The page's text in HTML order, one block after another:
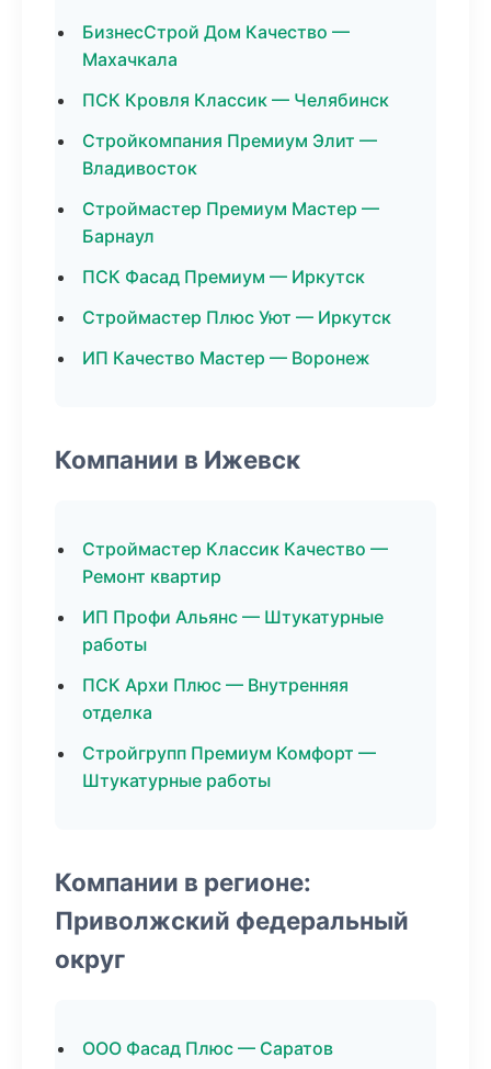
БизнесСтрой Дом Качество —
Махачкала
ПСК Кровля Классик — Челябинск
Стройкомпания Премиум Элит —
Владивосток
Строймастер Премиум Мастер —
Барнаул
ПСК Фасад Премиум — Иркутск
Строймастер Плюс Уют — Иркутск
ИП Качество Мастер — Воронеж
Компании в Ижевск
Строймастер Классик Качество —
Ремонт квартир
ИП Профи Альянс — Штукатурные
работы
ПСК Архи Плюс — Внутренняя
отделка
Стройгрупп Премиум Комфорт —
Штукатурные работы
Компании в регионе:
Приволжский федеральный
округ
ООО Фасад Плюс — Саратов